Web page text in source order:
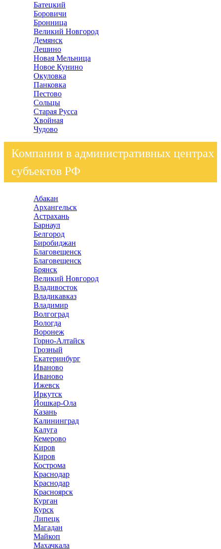
Батецкий
Боровичи
Бронница
Великий Новгород
Демянск
Лешино
Новая Мельница
Новое Кунино
Окуловка
Панковка
Пестово
Сольцы
Старая Русса
Хвойная
Чудово
Компании в административных центрах
субъектов РФ
Абакан
Архангельск
Астрахань
Барнаул
Белгород
Биробиджан
Благовещенск
Благовещенск
Брянск
Великий Новгород
Владивосток
Владикавказ
Владимир
Волгоград
Вологда
Воронеж
Горно-Алтайск
Грозный
Екатеринбург
Иваново
Иваново
Ижевск
Иркутск
Йошкар-Ола
Казань
Калининград
Калуга
Кемерово
Киров
Киров
Кострома
Краснодар
Краснодар
Красноярск
Курган
Курск
Липецк
Магадан
Майкоп
Махачкала